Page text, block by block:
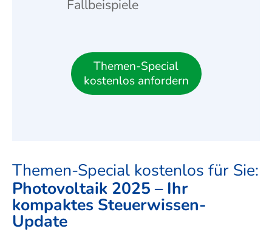
Fall­beispiele
Themen-Special
kostenlos anfordern
Themen-Special kostenlos für Sie:
Photovoltaik 2025 – Ihr
kompaktes Steuer­wissen-
Update